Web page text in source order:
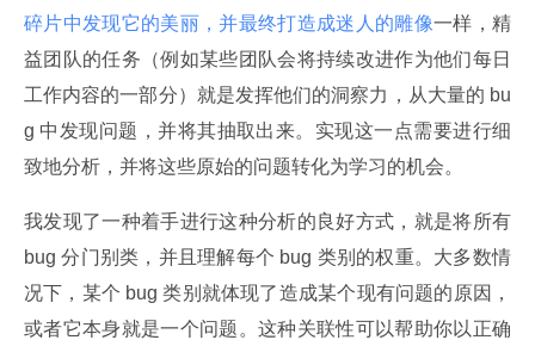
碎片中发现它的美丽，并最终打造成迷人的雕像一样，精
益团队的任务（例如某些团队会将持续改进作为他们每日
工作内容的一部分）就是发挥他们的洞察力，从大量的 bu
g 中发现问题，并将其抽取出来。实现这一点需要进行细
致地分析，并将这些原始的问题转化为学习的机会。
我发现了一种着手进行这种分析的良好方式，就是将所有
bug 分门别类，并且理解每个 bug 类别的权重。大多数情
况下，某个 bug 类别就体现了造成某个现有问题的原因，
或者它本身就是一个问题。这种关联性可以帮助你以正确